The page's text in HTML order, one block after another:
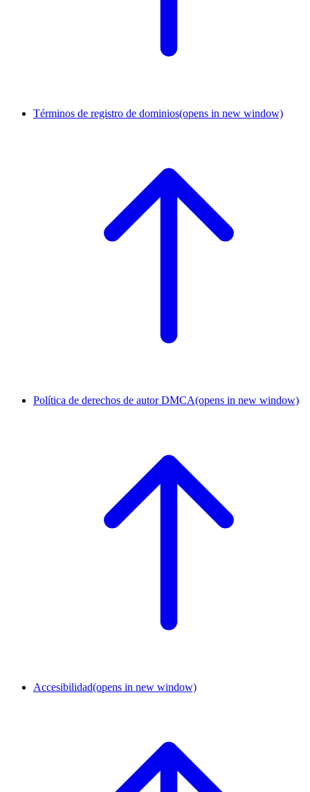
Términos de registro de dominios(opens in new window)
Política de derechos de autor DMCA(opens in new window)
Accesibilidad(opens in new window)